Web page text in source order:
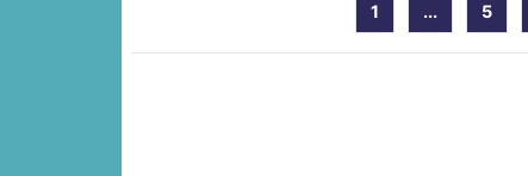
1 ... 5